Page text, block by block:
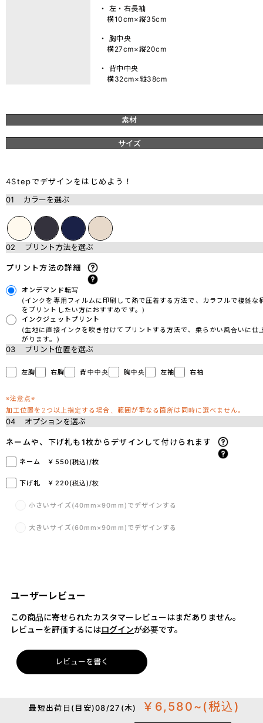
・ 左・右長袖
横10cm×縦35cm
・ 胸中央
横27cm×縦20cm
・ 背中中央
横32cm×縦38cm
素材
サイズ
4Stepでデザインをはじめよう！
01
カラーを選ぶ
02 プリント方法を選ぶ
プリント方法の詳細
オンデマンド転写
(インクを専用フィルムに印刷して熱で圧着する方法で、カラフルで複雑な
をプリントしたい方におすすめです。)
インクジェットプリント
(生地に直接インクを吹き付けてプリントする方法で、柔らかい風合いに仕
がります。)
03 プリント位置を選ぶ
左胸 右胸 背中中央 胸中央 左袖 右袖
※注意点※
加工位置を2つ以上指定する場合、範囲が重なる箇所は同時に選べません。
04 オプションを選ぶ
ネームや、下げ札も1枚からデザインして付けられます
ネーム ￥550(税込)/枚
下げ札 ￥220(税込)/枚
小さいサイズ(40mm×90mm)でデザインする
大きいサイズ(60mm×90mm)でデザインする
ユーザーレビュー
この商品に寄せられたカスタマーレビューはまだありません。
レビューを評価するにはログインが必要です。
レビューを書く
最短出荷日(目安)08/27(木) ￥6,580~ (税込)